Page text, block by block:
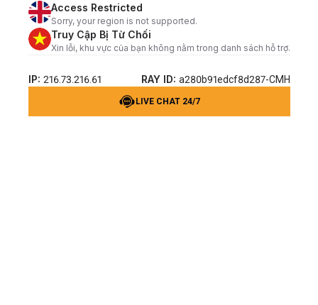
Access Restricted
Sorry, your region is not supported.
Truy Cập Bị Từ Chối
Xin lỗi, khu vực của bạn không nằm trong danh sách hỗ trợ.
IP: 216.73.216.61 RAY ID: a280b91edcf8d287-CMH
LIVE CHAT 24/7